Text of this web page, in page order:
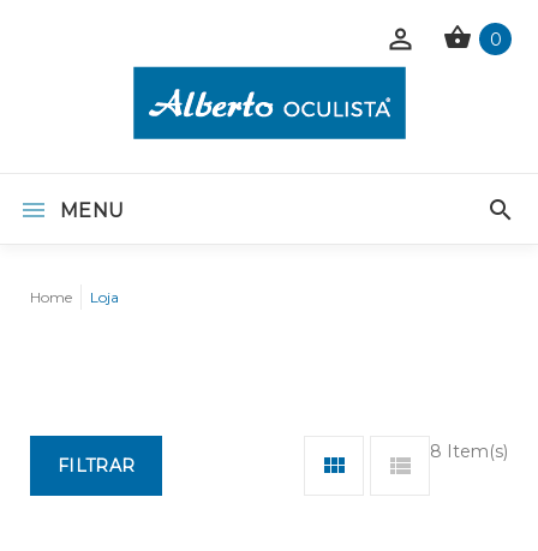
0
MENU
Home Loja
8 Item(s)
FILTRAR